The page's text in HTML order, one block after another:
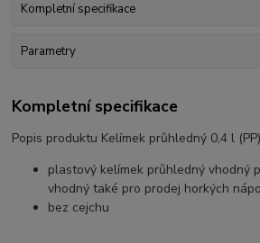
Kompletní specifikace
Parametry
Kompletní specifikace
Popis produktu Kelímek průhledný 0,4 l
plastový kelímek průhledný vhodný
vhodný také pro prodej horkých
bez cejchu